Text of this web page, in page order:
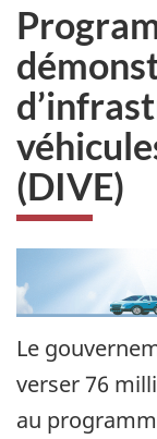
(DIVE)
Le
verser 76
au